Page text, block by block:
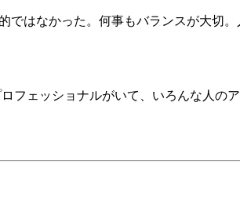
ではなかった。何事もバランスが大切
フェッショナルがいて、いろんな人